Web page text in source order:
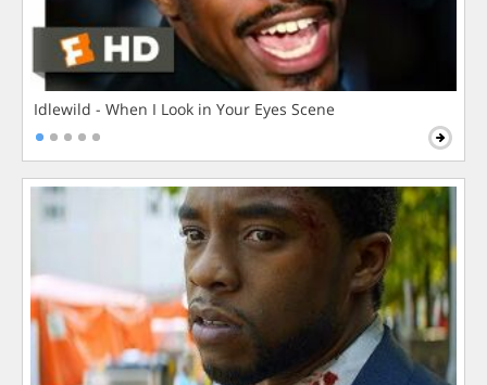
Idlewild - When I Look in Your Eyes Scene